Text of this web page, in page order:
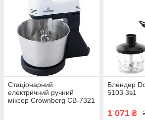
Стаціонарний
електричний ручний
міксер Crownberg CB-7321
Блендер
5103 3в1
1 071₴